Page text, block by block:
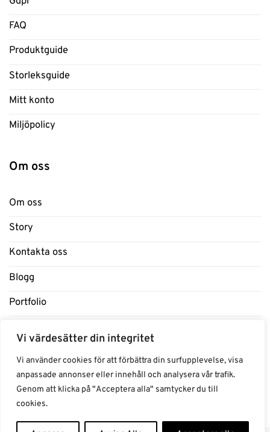
Vi värdesätter din integritet
Vi använder cookies för att förbättra din surfupplevelse, visa
anpassade annonser eller innehåll och analysera vår trafik.
Genom att klicka på "Acceptera alla" samtycker du till
cookies.
FAQ
Produktguide
Storleksguide
Mitt konto
Miljöpolicy
Om oss
Om oss
Story
Kontakta oss
Blogg
Portfolio
Samarbeten Influencers